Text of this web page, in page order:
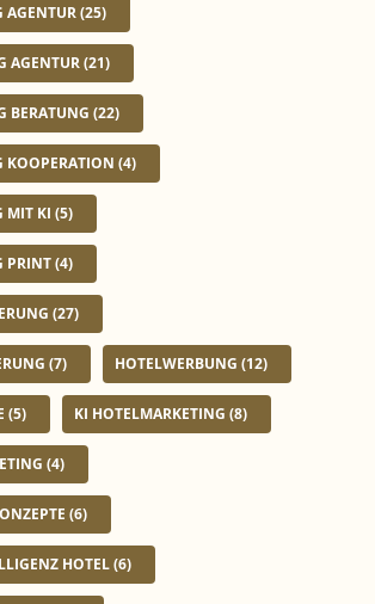
AGENTUR(25)
AGENTUR(21)
BERATUNG (22)
KOOPERATION (4)
MIT KI (5)
PRINT(4)
(27)
(7) HOTELWERBUNG (12)
(5) KI HOTELMARKETING (8)
(4)
(6)
HOTEL(6)